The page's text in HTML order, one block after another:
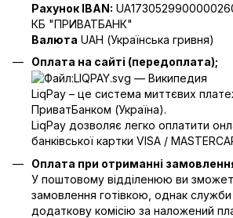
Рахунок IBAN:
КБ "ПРИВАТБАНК"
Валюта UAH (Українська гривня)
Оплата на сайті (передоплата);
LiqPay – це система миттєвих
ПриватБанком (Україна).
LiqPay дозволяє легко оплатити
банківської картки VISA /
Оплата при отриманні
У поштовому відділенюю ви
замовлення готівкою, однак служби
додаткову комісію за наложений